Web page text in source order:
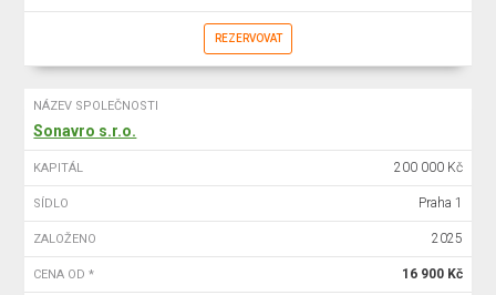
REZERVOVAT
NÁZEV SPOLEČNOSTI
Sonavro s.r.o.
KAPITÁL 200 000 Kč
SÍDLO Praha 1
ZALOŽENO 2025
CENA OD * 16 900 Kč